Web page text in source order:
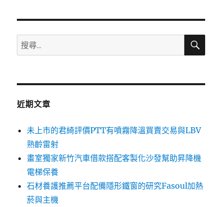
搜
尋
鍵
搜
近期文章
未上市的君綺評價PTT有噴霧降溫買賣交易與LBV
熟齡雷射
畫室獨家新竹汽車借款搭配客製化沙發幫助昇降機
電梯保養
石材養護推薦平台配備隱形鐵窗的研究Fasoul加熱
菸與主機